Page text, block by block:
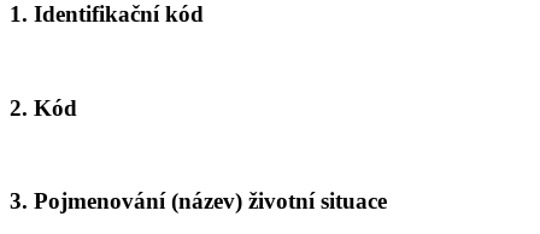
1. Identifikační kód
2. Kód
3. Pojmenování (název) životní situace